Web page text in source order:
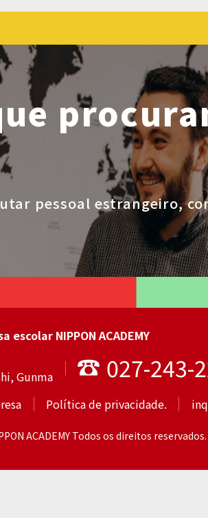
pessoal estrangeiro,
escolar NIPPON ACADEMY
Gunma
027-243-
Política de privacidade.
ACADEMY Todos os direitos reservados.